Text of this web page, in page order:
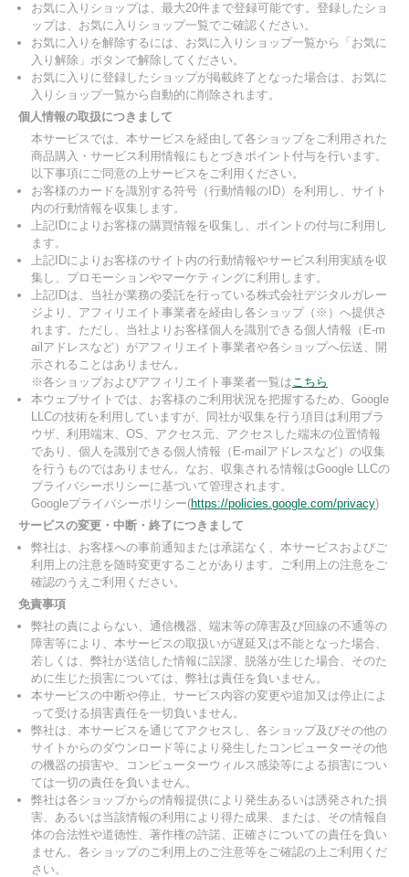
お気に入りショップは、最大20件まで登録可能です。登録したショ
ップは、お気に入りショップ一覧でご確認ください。
お気に入りを解除するには、お気に入りショップ一覧から「お気に
入り解除」ボタンで解除してください。
お気に入りに登録したショップが掲載終了となった場合は、お気に
入りショップ一覧から自動的に削除されます。
個人情報の取扱につきまして
本サービスでは、本サービスを経由して各ショップをご利用された
商品購入・サービス利用情報にもとづきポイント付与を行います。
以下事項にご同意の上サービスをご利用ください。
お客様のカードを識別する符号（行動情報のID）を利用し、サイト
内の行動情報を収集します。
上記IDによりお客様の購買情報を収集し、ポイントの付与に利用し
ます。
上記IDによりお客様のサイト内の行動情報やサービス利用実績を収
集し、プロモーションやマーケティングに利用します。
上記IDは、当社が業務の委託を行っている株式会社デジタルガレー
ジより、アフィリエイト事業者を経由し各ショップ（※）へ提供さ
れます。ただし、当社よりお客様個人を識別できる個人情報（E-m
ailアドレスなど）がアフィリエイト事業者や各ショップへ伝送、開
示されることはありません。
※各ショップおよびアフィリエイト事業者一覧はこちら
本ウェブサイトでは、お客様のご利用状況を把握するため、Google
LLCの技術を利用していますが、同社が収集を行う項目は利用ブラ
ウザ、利用端末、OS、アクセス元、アクセスした端末の位置情報
であり、個人を識別できる個人情報（E-mailアドレスなど）の収集
を行うものではありません。なお、収集される情報はGoogle LLCの
プライバシーポリシーに基づいて管理されます。
Googleプライバシーポリシー(https://policies.google.com/privacy)
サービスの変更・中断・終了につきまして
弊社は、お客様への事前通知または承諾なく、本サービスおよびご
利用上の注意を随時変更することがあります。ご利用上の注意をご
確認のうえご利用ください。
免責事項
弊社の責によらない、通信機器、端末等の障害及び回線の不通等の
障害等により、本サービスの取扱いが遅延又は不能となった場合、
若しくは、弊社が送信した情報に誤謬、脱落が生じた場合、そのた
めに生じた損害については、弊社は責任を負いません。
本サービスの中断や停止、サービス内容の変更や追加又は停止によ
って受ける損害責任を一切負いません。
弊社は、本サービスを通じてアクセスし、各ショップ及びその他の
サイトからのダウンロード等により発生したコンピューターその他
の機器の損害や、コンピューターウィルス感染等による損害につい
ては一切の責任を負いません。
弊社は各ショップからの情報提供により発生あるいは誘発された損
害、あるいは当該情報の利用により得た成果、または、その情報自
体の合法性や道徳性、著作権の許諾、正確さについての責任を負い
ません。各ショップのご利用上のご注意等をご確認の上ご利用くだ
さい。